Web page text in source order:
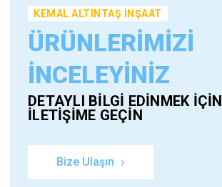
KEMAL ALTINTAŞ İNŞAAT
ÜRÜNLERİMİZİ
İNCELEYİNİZ
DETAYLI BİLGİ EDİNMEK İÇİN
İLETİŞİME GEÇİN
Bize Ulaşın